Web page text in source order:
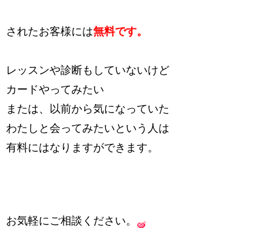
されたお客様には無料です。
レッスンや診断もしていないけど
カードやってみたい
または、以前から気になっていた
わたしと会ってみたいという人は
有料にはなりますができます。
お気軽にご相談ください。